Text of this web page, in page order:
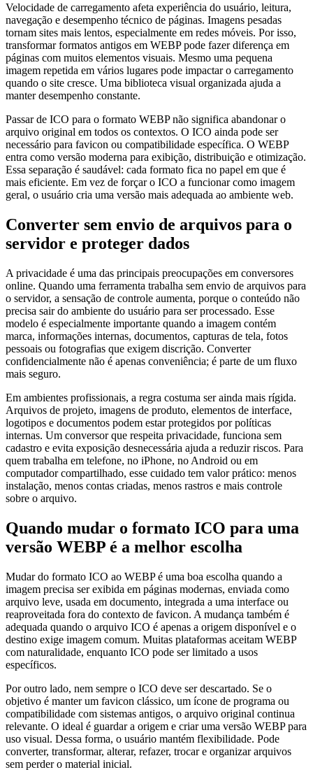
Velocidade de carregamento afeta experiência do usuário, leitura,
navegação e desempenho técnico de páginas. Imagens pesadas
tornam sites mais lentos, especialmente em redes móveis. Por isso,
transformar formatos antigos em WEBP pode fazer diferença em
páginas com muitos elementos visuais. Mesmo uma pequena
imagem repetida em vários lugares pode impactar o carregamento
quando o site cresce. Uma biblioteca visual organizada ajuda a
manter desempenho constante.
Passar de ICO para o formato WEBP não significa abandonar o
arquivo original em todos os contextos. O ICO ainda pode ser
necessário para favicon ou compatibilidade específica. O WEBP
entra como versão moderna para exibição, distribuição e otimização.
Essa separação é saudável: cada formato fica no papel em que é
mais eficiente. Em vez de forçar o ICO a funcionar como imagem
geral, o usuário cria uma versão mais adequada ao ambiente web.
Converter sem envio de arquivos para o
servidor e proteger dados
A privacidade é uma das principais preocupações em conversores
online. Quando uma ferramenta trabalha sem envio de arquivos para
o servidor, a sensação de controle aumenta, porque o conteúdo não
precisa sair do ambiente do usuário para ser processado. Esse
modelo é especialmente importante quando a imagem contém
marca, informações internas, documentos, capturas de tela, fotos
pessoais ou fotografias que exigem discrição. Converter
confidencialmente não é apenas conveniência; é parte de um fluxo
mais seguro.
Em ambientes profissionais, a regra costuma ser ainda mais rígida.
Arquivos de projeto, imagens de produto, elementos de interface,
logotipos e documentos podem estar protegidos por políticas
internas. Um conversor que respeita privacidade, funciona sem
cadastro e evita exposição desnecessária ajuda a reduzir riscos. Para
quem trabalha em telefone, no iPhone, no Android ou em
computador compartilhado, esse cuidado tem valor prático: menos
instalação, menos contas criadas, menos rastros e mais controle
sobre o arquivo.
Quando mudar o formato ICO para uma
versão WEBP é a melhor escolha
Mudar do formato ICO ao WEBP é uma boa escolha quando a
imagem precisa ser exibida em páginas modernas, enviada como
arquivo leve, usada em documento, integrada a uma interface ou
reaproveitada fora do contexto de favicon. A mudança também é
adequada quando o arquivo ICO é apenas a origem disponível e o
destino exige imagem comum. Muitas plataformas aceitam WEBP
com naturalidade, enquanto ICO pode ser limitado a usos
específicos.
Por outro lado, nem sempre o ICO deve ser descartado. Se o
objetivo é manter um favicon clássico, um ícone de programa ou
compatibilidade com sistemas antigos, o arquivo original continua
relevante. O ideal é guardar a origem e criar uma versão WEBP para
uso visual. Dessa forma, o usuário mantém flexibilidade. Pode
converter, transformar, alterar, refazer, trocar e organizar arquivos
sem perder o material inicial.